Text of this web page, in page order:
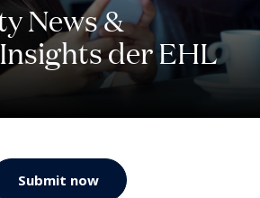
News &
der EHL
Submit now